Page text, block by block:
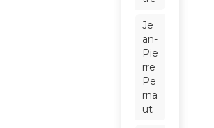
Je
an-
Pie
rre
Pe
rna
ut